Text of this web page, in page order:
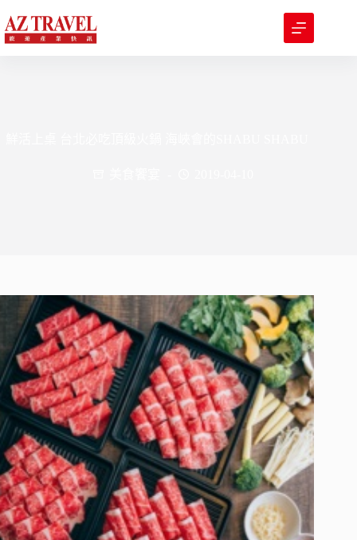
至
主